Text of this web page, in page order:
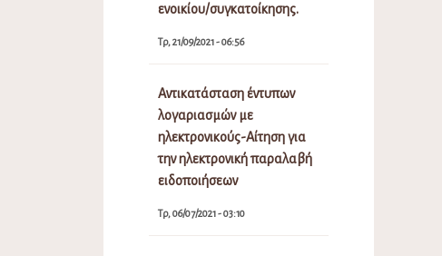
ενοικίου/συγκατοίκησης.
Τρ, 21/09/2021 - 06:56
Αντικατάσταση έντυπων
λογαριασμών με
ηλεκτρονικούς-Αίτηση για
την ηλεκτρονική παραλαβή
ειδοποιήσεων
Τρ, 06/07/2021 - 03:10